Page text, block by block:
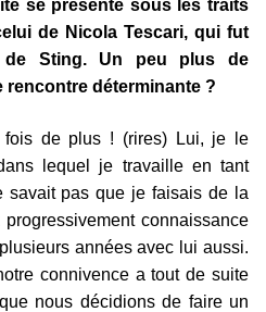
se présente sous les traits
de Nicola Tescari, qui fut
de Sting. Un peu plus de
déterminante ?
fois de plus ! (rires) Lui, je le
lequel je travaille en tant
savait pas que je faisais de la
connaissance
années avec lui aussi.
connivence a tout de suite
nous décidions de faire un